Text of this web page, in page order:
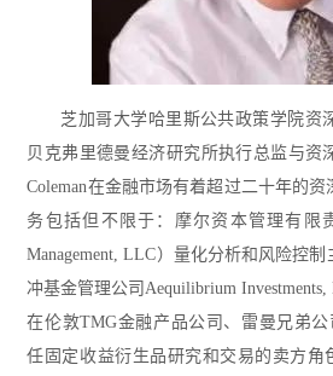
芝加哥大学哈里斯公共政策学院资
贝克弗里德曼经济研究所执行总监与资
Coleman在金融市场有着超过二十年的
务包括但不限于：摩尔资本管理有限
Management, LLC）量化分析和风险控
冲基金管理公司Aequilibrium
在伦敦TMG金融产品公司、雷曼兄弟公
任固定收益衍生品研究和交易的卖方角